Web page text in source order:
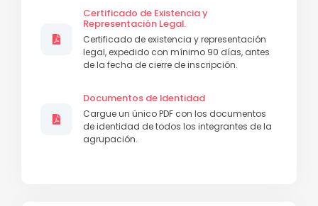
Certificado de Existencia y
Representación Legal.
Certificado de existencia y representación
legal, expedido con mínimo 90 días, antes
de la fecha de cierre de inscripción.
Documentos de Identidad
Cargue un único PDF con los documentos
de identidad de todos los integrantes de la
agrupación.